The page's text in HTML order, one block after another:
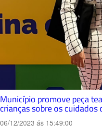
Município promove peça
crianças sobre os cuidados
06/12/2023 ás 15:49:00